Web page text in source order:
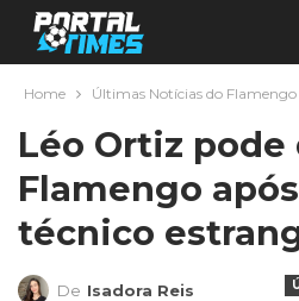
Home Últimas Notícias do Flamengo
Léo Ortiz pode
Flamengo
técnico
De Isadora Reis